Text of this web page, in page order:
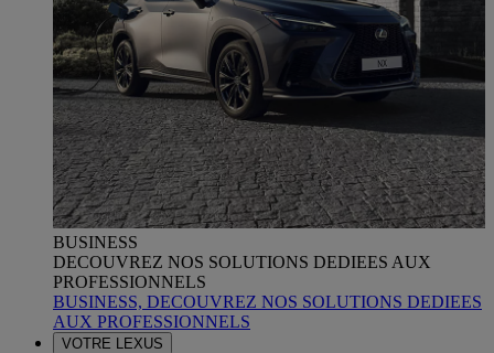
BUSINESS
DECOUVREZ NOS SOLUTIONS DEDIEES AUX
PROFESSIONNELS
BUSINESS, DECOUVREZ NOS SOLUTIONS DEDIEES
AUX PROFESSIONNELS
VOTRE LEXUS